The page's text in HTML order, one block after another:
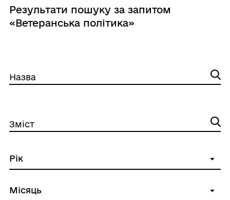
Результати пошуку за запитом
«Ветеранська політика»
Назва
Зміст